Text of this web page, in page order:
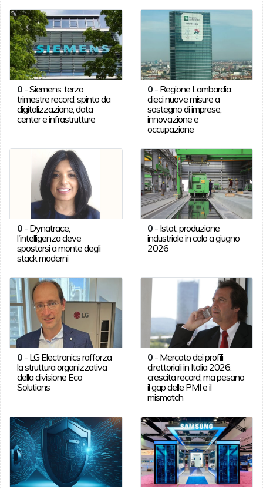
0-Siemens: terzo
trimestre record, spinto da
digitalizzazione, data
center e infrastrutture
0 - Regione Lombardia:
dieci nuove misure a
sostegno di imprese,
innovazione e
occupazione
0- Dynatrace,
l'intelligenza deve
spostarsi a monte degli
stack moderni
0 - Istat: produzione
industriale in calo a giugno
2026
0- LG Electronics rafforza
la struttura organizzativa
della divisione Eco
Solutions
0 - Mercato dei profili
direttoriali in Italia 2026:
crescita record, ma pesano
il gap delle PMI e il
mismatch